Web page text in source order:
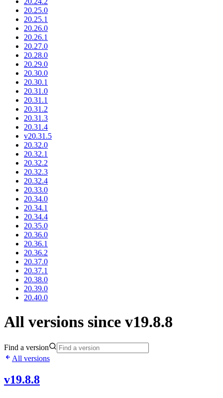
20.25.0
20.25.1
20.26.0
20.26.1
20.27.0
20.28.0
20.29.0
20.30.0
20.30.1
20.31.0
20.31.1
20.31.2
20.31.3
20.31.4
v20.31.5
20.32.0
20.32.1
20.32.2
20.32.3
20.32.4
20.33.0
20.34.0
20.34.1
20.34.4
20.35.0
20.36.0
20.36.1
20.36.2
20.37.0
20.37.1
20.38.0
20.39.0
20.40.0
All versions since v19.8.8
Find a version
All versions
v19.8.8